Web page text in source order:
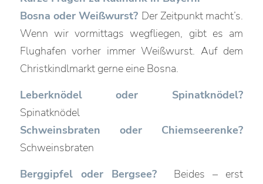
Bosna oder Weißwurst? Der Zeitpunkt macht’s.
Wenn wir vormittags wegfliegen, gibt es am
Flughafen vorher immer Weißwurst. Auf dem
Christkindlmarkt gerne eine Bosna.
Leberknödel oder Spinatknödel?
Spinatknödel
Schweinsbraten oder Chiemseerenke?
Schweinsbraten
Berggipfel oder Bergsee? Beides – erst